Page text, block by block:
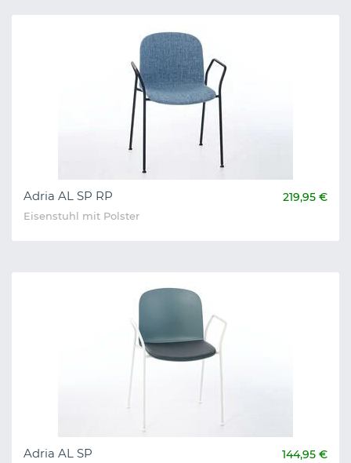
Adria AL SP RP 219,95 €
Eisenstuhl mit Polster
Adria AL SP 144,95 €